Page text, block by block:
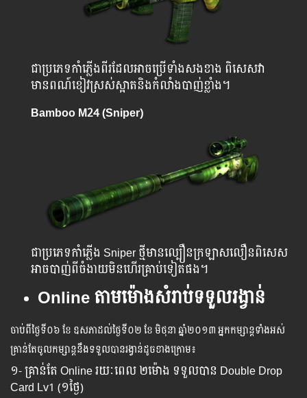
ជាប្រភេទកាំភ្លើងពីរដែលអាចប្រើទាំងសងខាង ពិសេសវា
មានពណ៍ខៀវស្រស់ស្អាតនិងកំលាំងបាញ់ខ្លាំង។
Bamboo M24 (Sniper)
ជាប្រភេទកាំភ្លើង Sniper ថ្មីមានល្បឿនក្រឡាសលឿនពិសេស
អាចបាញ់ពីចំងាយមិនហើរគ្រាប់ទៀតផង។
Online តាមម៉ោងសំរាប់ទទួលរង្វាន់
ចាប់​ពី​ថ្ងៃ​ទី​០៦ ខែ ឧសភាដល់​ថ្ងៃ​ទី០២ ខែ មិថុនា ឆ្នាំ​២០១៣ អ្នក​កម្សាន្ដ​ទាំងអស់​
គ្រាន់​តែ​ចូល​កម្សាន្ដ​នឹង​ទទួល​បាន​រង្វាន់​ដូចខាង​ក្រោម​៖
១- គ្រាន់តែ Online ​រយៈពេល​​ ២ម៉ោង ទទួល​បាន Double Drop
Card Lv1 (១ថ្ងៃ)